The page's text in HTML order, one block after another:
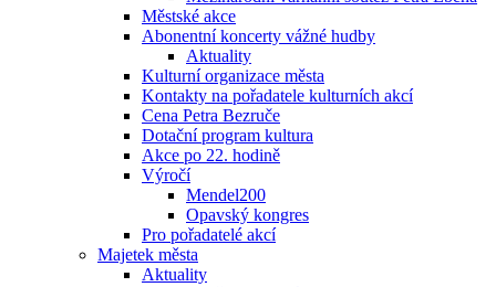
Městské akce
Abonentní koncerty vážné hudby
Aktuality
Kulturní organizace města
Kontakty na pořadatele kulturních akcí
Cena Petra Bezruče
Dotační program kultura
Akce po 22. hodině
Výročí
Mendel200
Opavský kongres
Pro pořadatelé akcí
Majetek města
Aktuality